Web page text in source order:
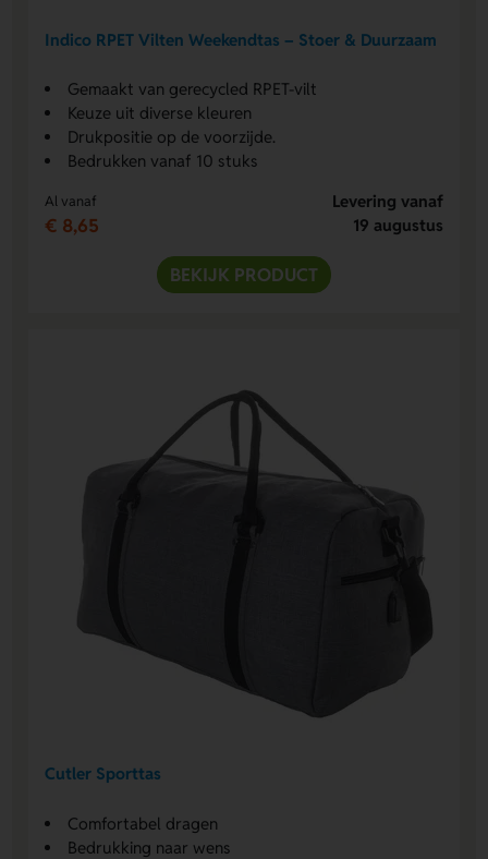
Indico RPET Vilten Weekendtas – Stoer & Duurzaam
Gemaakt van gerecycled RPET-vilt
Keuze uit diverse kleuren
Drukpositie op de voorzijde.
Bedrukken vanaf 10 stuks
Al vanaf
€ 8,65
Levering vanaf
19 augustus
BEKIJK PRODUCT
Cutler Sporttas
Comfortabel dragen
Bedrukking naar wens